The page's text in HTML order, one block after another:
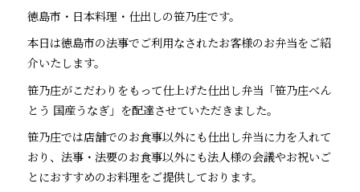
徳島市・日本料理・仕出しの笹乃庄です。
本日は徳島市の法事でご利用なされたお客様のお弁当をご紹
介いたします。
笹乃庄がこだわりをもって仕上げた仕出し弁当「笹乃庄べん
とう 国産うなぎ」を配達させていただきました。
笹乃庄では店舗でのお食事以外にも仕出し弁当に力を入れて
おり、法事・法要のお食事以外にも法人様の会議やお祝いご
とにおすすめのお料理をご提供しております。